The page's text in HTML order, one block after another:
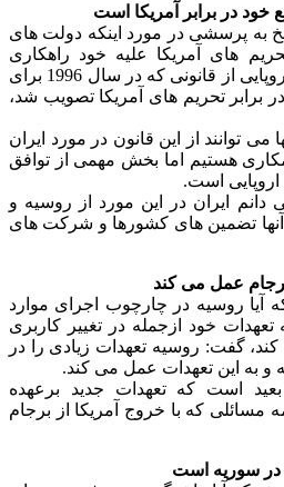
خود در برابر آمریکا است
به پرسشی در مورد اینکه دولت های
های آمریکا علیه خود راهکاری
دارند، یاد آورشد: کشورهای اروپایی از قانونی که در سال 1996 برای
برابر تحریم های آمریکا تصویب شد،
می توانند از این قانون در مورد ایران
هستیم اما بخش مهمی از توافق
است.
دانم ایران در این مورد از روسیه و
تضمین های کشورها و شرکت های
عمل می کند
روسیه در چارچوب اجرای موارد
خود ازجمله در تغییر کاربری
گفت: روسیه تعهدات زیادی را در
و به این تعهدات عمل می کند.
است که تعهدات جدید برعهده
مسائلی که با خروج آمریکا از برجام
در سوریه است